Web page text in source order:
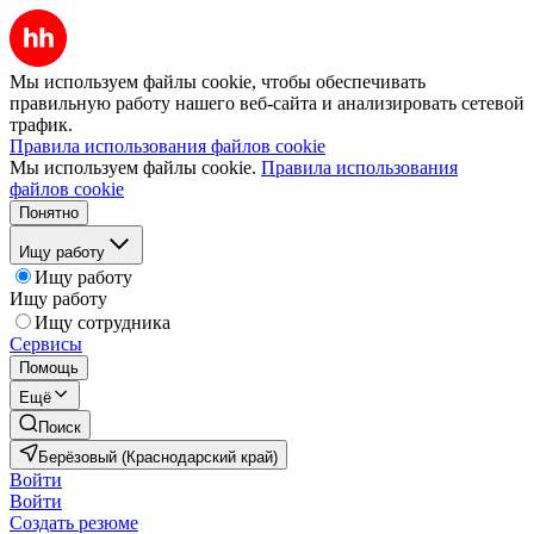
Мы используем файлы cookie, чтобы обеспечивать
правильную работу нашего веб-сайта и анализировать сетевой
трафик.
Правила использования файлов cookie
Мы используем файлы cookie. Правила использования
файлов cookie
Понятно
Ищу работу
Ищу работу
Ищу работу
Ищу сотрудника
Сервисы
Помощь
Ещё
Поиск
Берёзовый (Краснодарский край)
Войти
Войти
Создать резюме